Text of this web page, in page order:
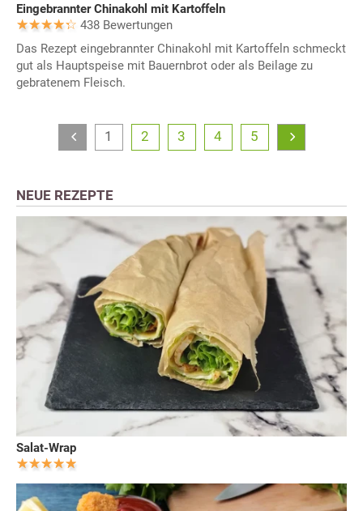
Eingebrannter Chinakohl mit Kartoffeln
438 Bewertungen
Das Rezept eingebrannter Chinakohl mit Kartoffeln schmeckt
gut als Hauptspeise mit Bauernbrot oder als Beilage zu
gebratenem Fleisch.
1 2 3 4 5
NEUE REZEPTE
Salat-Wrap